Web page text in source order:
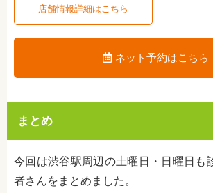
店舗情報詳細はこちら
ネット予約はこちら
まとめ
今回は渋谷駅周辺の土曜日・日曜日も
者さんをまとめました。